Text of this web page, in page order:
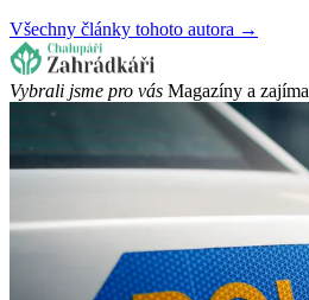
Všechny články tohoto autora →
Vybrali jsme pro vás Magazíny a